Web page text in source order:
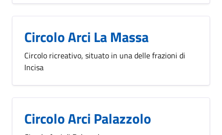
Circolo Arci La Massa
Circolo ricreativo, situato in una delle frazioni di
Incisa
Circolo Arci Palazzolo